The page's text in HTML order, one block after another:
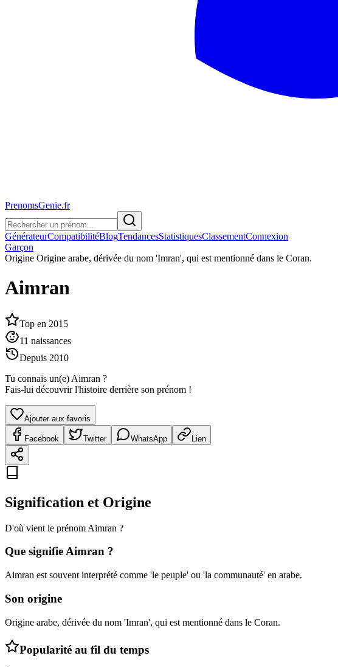
PrenomsGenie.fr
GénérateurCompatibilitéBlogTendancesStatistiquesClassementConnexion
Garçon
Origine Origine arabe, dérivée du nom 'Imran', qui est mentionné dans le Coran.
Aimran
Top en 2015
11 naissances
Depuis 2010
Tu connais un(e) Aimran ?
Fais-lui découvrir l'histoire derrière son prénom !
Ajouter aux favoris
Facebook Twitter WhatsApp Lien
Signification et Origine
D'où vient le prénom Aimran ?
Que signifieAimran ?
Aimran est souvent interprété comme 'le peuple' ou 'la communauté' en arabe.
Son origine
Origine arabe, dérivée du nom 'Imran', qui est mentionné dans le Coran.
Popularité au fil du temps